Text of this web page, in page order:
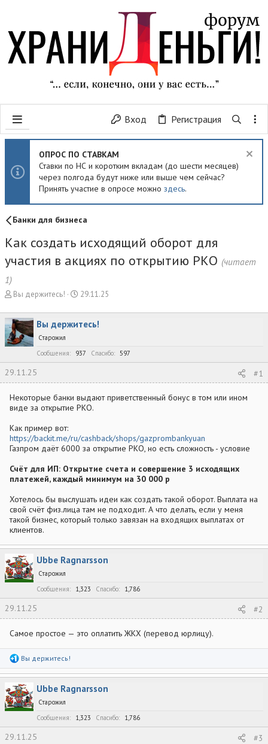
Вход Регистрация
ОПРОС ПО СТАВКАМ
Ставки по НС и коротким вкладам (до шести месяцев)
через полгода будут ниже или выше чем сейчас?
Принять участие в опросе можно здесь.
Банки для бизнеса
Как создать исходящий оборот для
участия в акциях по открытию РКО (читает
1)
А
т
о
р
т
м
Вы держитесь!
Д
т
а
ч
29.11.25
Вы держитесь!
Старожил
Сообщения
937 Спасибо 597
29.11.25 #1
Некоторые банки выдают приветственный бонус в том или ином
виде за открытие РКО.
Как пример вот:
https://backit.me/ru/cashback/shops/gazprombankyuan
Газпром даёт 6000 за открытие РКО, но есть сложность - условие
Счёт для ИП: Открытие счета и совершение 3 исходящих
платежей, каждый минимум на 30 000 р
Хотелось бы выслушать идеи как создать такой оборот. Выплата на
свой счёт физ.лица там не подходит. А что делать, если у меня
такой бизнес, который только завязан на входящих выплатах от
клиентов.
Ubbe Ragnarsson
Старожил
Сообщения
1,323 Спасибо 1,786
29.11.25 #2
Самое простое — это оплатить ЖКХ (перевод юрлицу).
Р
а
к
ц
и
и
Вы держитесь!
Ubbe Ragnarsson
Старожил
Сообщения
1,323 Спасибо 1,786
29.11.25 #3